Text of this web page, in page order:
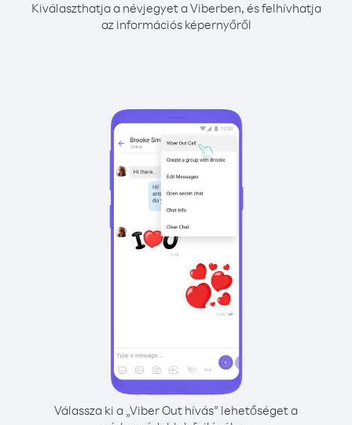
Kiválaszthatja a névjegyet a Viberben, és felhívhatja
az információs képernyőről
Válassza ki a „Viber Out hívás” lehetőséget a